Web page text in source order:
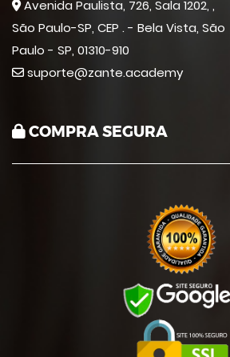
Avenida Paulista, 726, Sala 1202, ,
São Paulo-SP, CEP . - Bela Vista, São
Paulo - SP, 01310-910
suporte@zante.academy
COMPRA SEGURA